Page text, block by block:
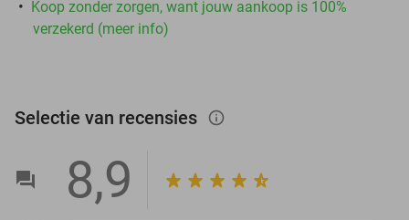
Koop zonder zorgen, want jouw aankoop is 100%
verzekerd (meer info)
Selectie van recensies info_outlined
8,9